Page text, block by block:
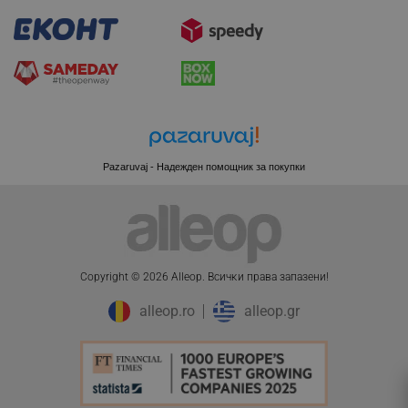
Pazaruvaj - Надежден помощник за покупки
Copyright © 2026 Alleop. Bcичĸи пpaвa зaпaзeни!
alleop.ro alleop.gr
_sgf_delayed_campaigns
_sgf_clicked_banners
_sgf_rq